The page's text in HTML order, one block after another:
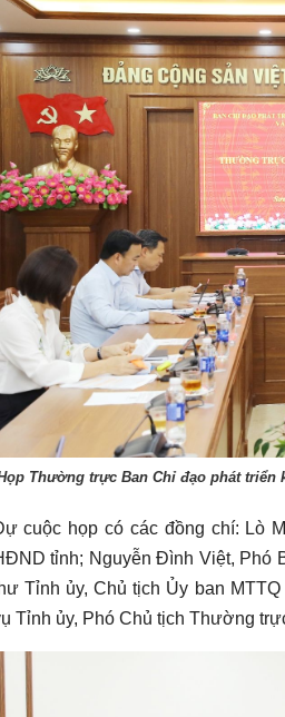
Thường trực Ban Chỉ đạo phát
cuộc họp có các đồng chí: Lò
tỉnh; Nguyễn Đình Việt, Phó
Tỉnh ủy, Chủ tịch Ủy ban
Tỉnh ủy, Phó Chủ tịch Thường
2026 Chào ngày mới